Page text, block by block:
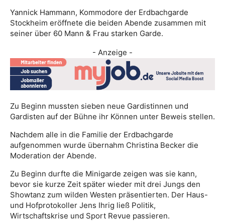
Yannick Hammann, Kommodore der Erdbachgarde
Stockheim eröffnete die beiden Abende zusammen mit
seiner über 60 Mann & Frau starken Garde.
- Anzeige -
Zu Beginn mussten sieben neue Gardistinnen und
Gardisten auf der Bühne ihr Können unter Beweis stellen.
Nachdem alle in die Familie der Erdbachgarde
aufgenommen wurde übernahm Christina Becker die
Moderation der Abende.
Zu Beginn durfte die Minigarde zeigen was sie kann,
bevor sie kurze Zeit später wieder mit drei Jungs den
Showtanz zum wilden Westen präsentierten. Der Haus-
und Hofprotokoller Jens Ihrig ließ Politik,
Wirtschaftskrise und Sport Revue passieren.